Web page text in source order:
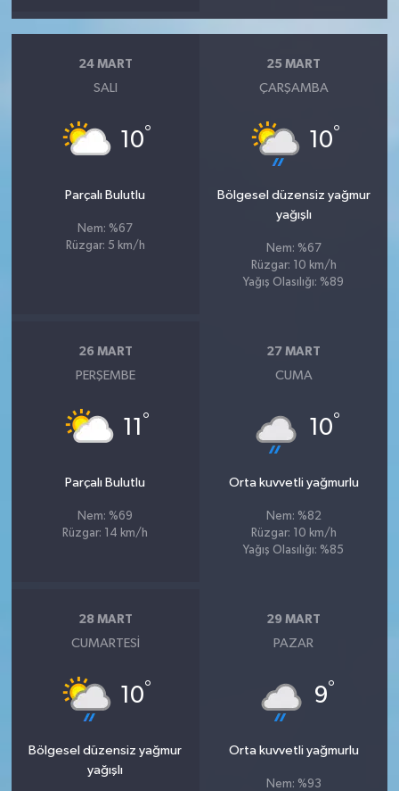
24 MART
SALI
10°
Parçalı Bulutlu
Nem: %67
Rüzgar: 5 km/h
25 MART
ÇARŞAMBA
10°
Bölgesel düzensiz yağmur
yağışlı
Nem: %67
Rüzgar: 10 km/h
Yağış Olasılığı: %89
26 MART
PERŞEMBE
11 °
Parçalı Bulutlu
Nem: %69
Rüzgar: 14 km/h
27 MART
CUMA
10°
Orta kuvvetli yağmurlu
Nem: %82
Rüzgar: 10 km/h
Yağış Olasılığı: %85
28 MART
CUMARTESI
10°
Bölgesel düzensiz yağmur
yağışlı
29 MART
PAZAR
9°
Orta kuvvetli yağmurlu
Nem: %93